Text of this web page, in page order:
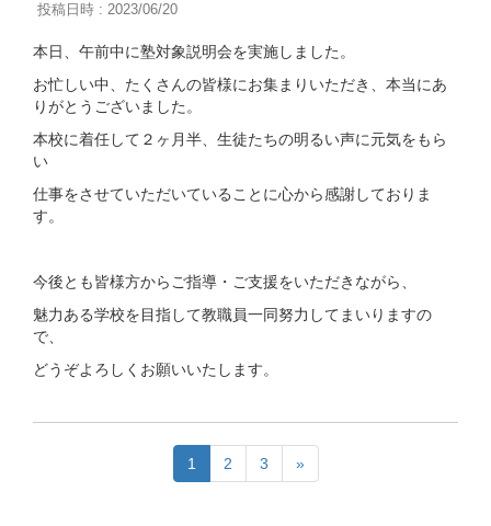
投稿日時 : 2023/06/20
本日、午前中に塾対象説明会を実施しました。
お忙しい中、たくさんの皆様にお集まりいただき、本当にあ
りがとうございました。
本校に着任して２ヶ月半、生徒たちの明るい声に元気をもら
い
仕事をさせていただいていることに心から感謝しておりま
す。
今後とも皆様方からご指導・ご支援をいただきながら、
魅力ある学校を目指して教職員一同努力してまいりますの
で、
どうぞよろしくお願いいたします。
1 2 3 »